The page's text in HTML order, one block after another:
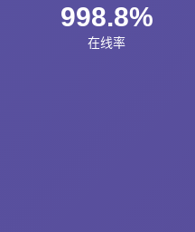
998.8%
在线率